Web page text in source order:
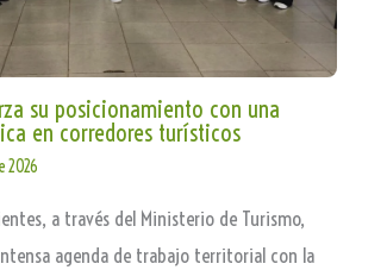
su posicionamiento con una
en corredores turísticos
2026
a través del Ministerio de Turismo,
agenda de trabajo territorial con la